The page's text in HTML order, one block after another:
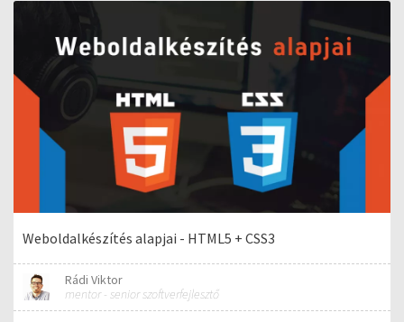
Weboldalkészítés alapjai - HTML5 + CSS3
Rádi Viktor
mentor - senior szoftverfejlesztő